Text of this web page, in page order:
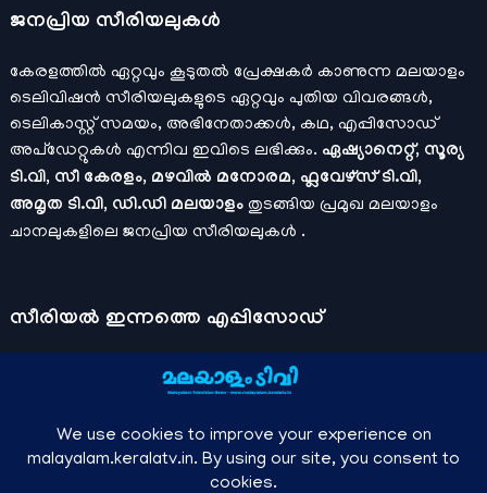
ജനപ്രിയ സീരിയലുകള്‍
കേരളത്തിൽ ഏറ്റവും കൂടുതൽ പ്രേക്ഷകർ കാണുന്ന മലയാളം
ടെലിവിഷൻ സീരിയലുകളുടെ ഏറ്റവും പുതിയ വിവരങ്ങൾ,
ടെലികാസ്റ്റ് സമയം, അഭിനേതാക്കൾ, കഥ, എപ്പിസോഡ്
അപ്ഡേറ്റുകൾ എന്നിവ ഇവിടെ ലഭിക്കും. ഏഷ്യാനെറ്റ്, സൂര്യ
ടി.വി, സീ കേരളം, മഴവിൽ മനോരമ, ഫ്ലവേഴ്സ് ടി.വി,
അമൃത ടി.വി, ഡി.ഡി മലയാളം തുടങ്ങിയ പ്രമുഖ മലയാളം
ചാനലുകളിലെ ജനപ്രിയ സീരിയലുകൾ .
സീരിയല്‍ ഇന്നത്തെ എപ്പിസോഡ്
ചാനലുകളുടെ ഔദ്യോഗിക മൊബൈല്‍ ആപ്പുകള്‍ , ഒഫിഷ്യല്‍
യൂട്യൂബ് ചാനല്‍ ഇവ ഉപയോഗപ്പെടുത്തി കഴിഞ്ഞുപോയ
മനോരമ മാക്സ് , സണ്‍ നെക്സ്റ്റ്, സോണി ലിവ് , നെറ്റ് ഫ്ലിക്സ്
തുടങ്ങിയ ഒടിടി ആപ്പുകള്‍ വഴിയുള്ള സിനിമ ഓണ്‍ലൈന്‍